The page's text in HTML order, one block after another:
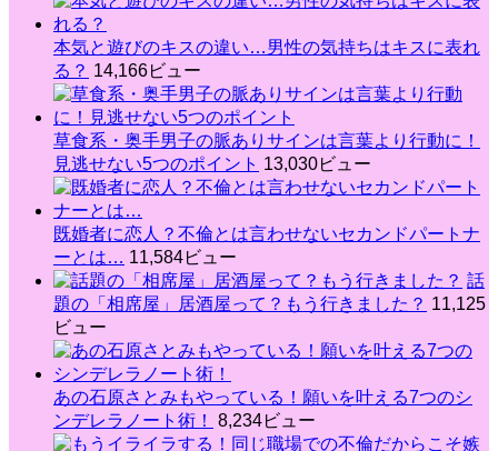
本気と遊びのキスの違い…男性の気持ちはキスに表れ
る？ 14,166ビュー
草食系・奥手男子の脈ありサインは言葉より行動に！
見逃せない5つのポイント 13,030ビュー
既婚者に恋人？不倫とは言わせないセカンドパートナ
ーとは… 11,584ビュー
話
題の「相席屋」居酒屋って？もう行きました？ 11,125
ビュー
あの石原さとみもやっている！願いを叶える7つのシ
ンデレラノート術！
8,234ビュー